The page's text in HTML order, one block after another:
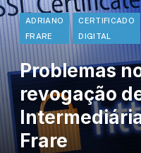
ADRIANO
FRARE
CERTIFICADO
DIGITAL
Problemas
revogação
Frare